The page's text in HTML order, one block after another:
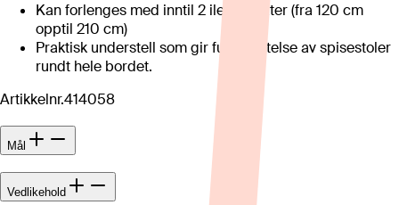
Kan forlenges med inntil 2 ileggsplater (fra 120 cm
opptil 210 cm)
Praktisk understell som gir full utnyttelse av spisestoler
rundt hele bordet.
Artikkelnr.414058
Mål
Vedlikehold